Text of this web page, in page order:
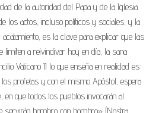
de la autoridad del Papa y de la Iglesia
los actos, incluso políticos y sociales, y la
es la clave para explicar que las
limiten a reivindivar hoy en día, la sana
Vaticano II lo que enseña en realidad es:
profetas y con el mismo Apóstol, espera
en que todos los pueblos invocarán al
servirán hombro con hombro» (Nostra